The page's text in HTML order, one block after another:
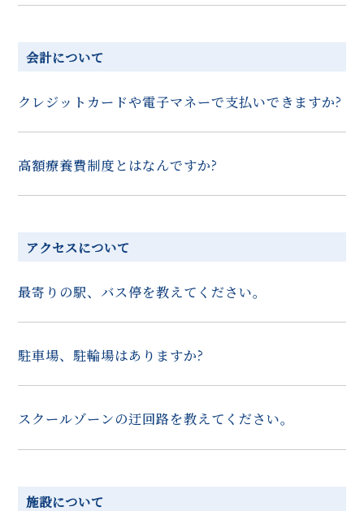
会計について
クレジットカードや電子マネーで支払いできますか?
高額療養費制度とはなんですか?
アクセスについて
最寄りの駅、バス停を教えてください。
駐車場、駐輪場はありますか?
スクールゾーンの迂回路を教えてください。
施設について